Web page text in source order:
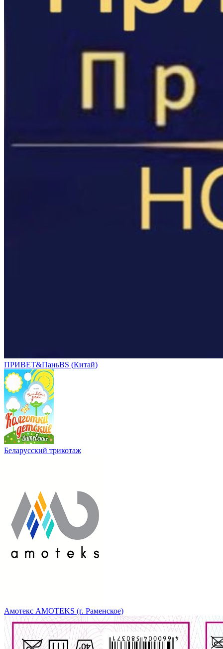
ПРИВЕТ&ПаньBS (Китай)
Беларусский трикотаж
Амотекс AMOTEKS (г. Раменское)